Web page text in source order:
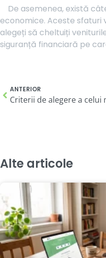
De asemenea, există
economice. Aceste sfaturi
alegeți să cheltuiți
siguranță financiară pe
ANTERIOR
Criterii de alegere a
Alte articole